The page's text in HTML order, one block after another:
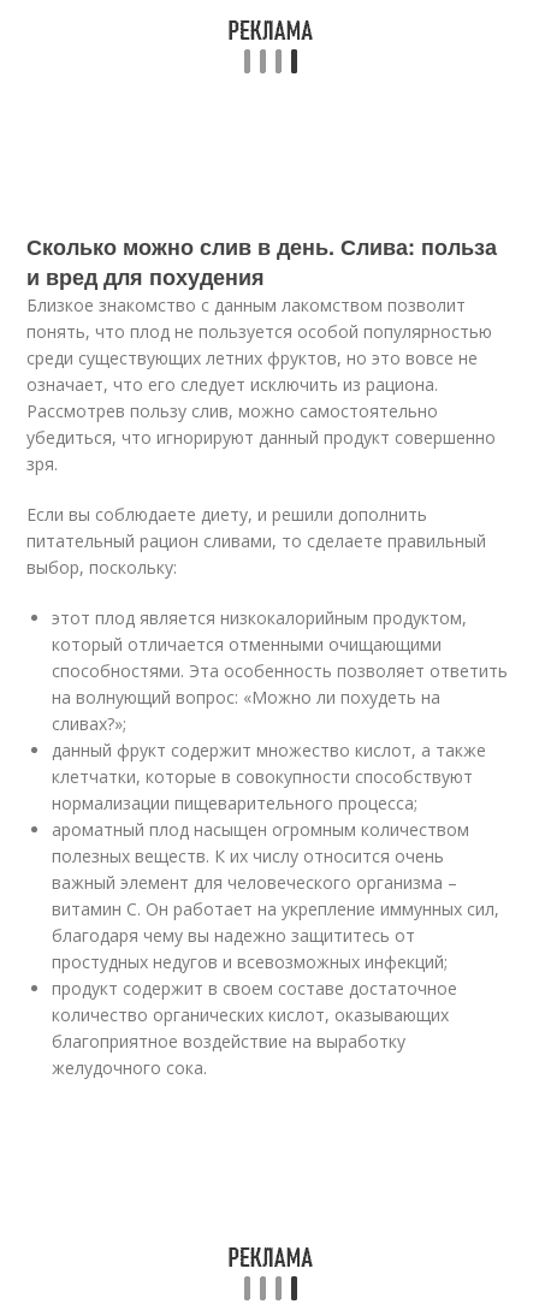
Сколько можно слив в день. Слива: польза
и вред для похудения
Близкое знакомство с данным лакомством позволит
понять, что плод не пользуется особой популярностью
среди существующих летних фруктов, но это вовсе не
означает, что его следует исключить из рациона.
Рассмотрев пользу слив, можно самостоятельно
убедиться, что игнорируют данный продукт совершенно
зря.
Если вы соблюдаете диету, и решили дополнить
питательный рацион сливами, то сделаете правильный
выбор, поскольку:
этот плод является низкокалорийным продуктом,
который отличается отменными очищающими
способностями. Эта особенность позволяет ответить
на волнующий вопрос: «Можно ли похудеть на
сливах?»;
данный фрукт содержит множество кислот, а также
клетчатки, которые в совокупности способствуют
нормализации пищеварительного процесса;
ароматный плод насыщен огромным количеством
полезных веществ. К их числу относится очень
важный элемент для человеческого организма –
витамин С. Он работает на укрепление иммунных сил,
благодаря чему вы надежно защититесь от
простудных недугов и всевозможных инфекций;
продукт содержит в своем составе достаточное
количество органических кислот, оказывающих
благоприятное воздействие на выработку
желудочного сока.